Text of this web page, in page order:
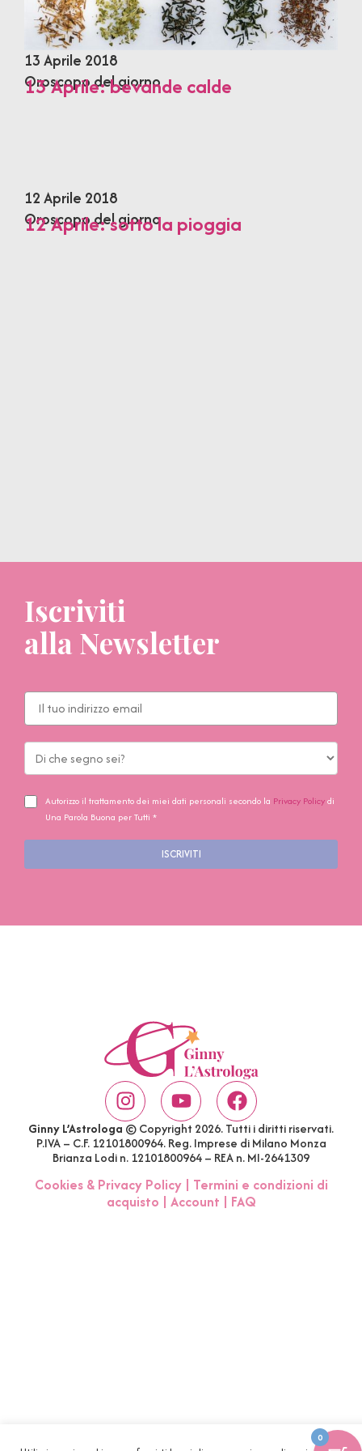
13 Aprile 2018
Oroscopo del giorno
13 Aprile: bevande calde
12 Aprile 2018
Oroscopo del giorno
12 Aprile: sotto la pioggia
Iscriviti
alla Newsletter
Autorizzo il trattamento dei miei dati personali secondo la Privacy Policydi
Una Parola Buona per Tutti *
ISCRIVITI
Ginny L’Astrologa © Copyright 2026. Tutti i diritti riservati.
P.IVA – C.F. 12101800964. Reg. Imprese di Milano Monza
Brianza Lodi n. 12101800964 – REA n. MI-2641309
Cookies & Privacy Policy| Termini e condizioni di
acquisto | Account | FAQ
0